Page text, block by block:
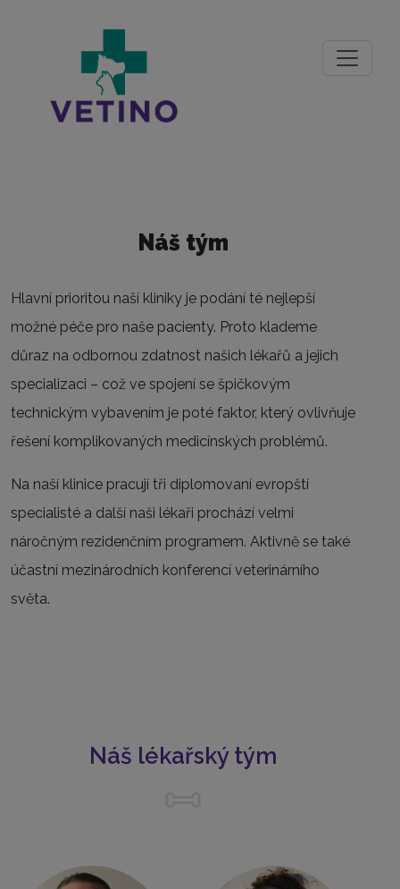
Náš tým
Hlavní prioritou naší kliniky je podání té nejlepší
možné péče pro naše pacienty. Proto klademe
důraz na odbornou zdatnost našich lékařů a jejich
specializaci – což ve spojení se špičkovým
technickým vybavením je poté faktor, který ovlivňuje
řešení komplikovaných medicínských problémů.
Na naší klinice pracují tři diplomovaní evropští
specialisté a další naši lékaři prochází velmi
náročným rezidenčním programem. Aktivně se také
účastní mezinárodních konferencí veterinárního
světa.
Náš lékařský tým